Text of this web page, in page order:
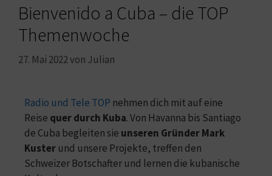
Bienvenido a Cuba – die TOP
Themenwoche
27. Mai 2022von Julian
Radio und Tele TOP nehmen dich mit auf eine
Reise quer durch Kuba. Von Havanna bis Santiago
de Cuba begleiten sie unseren Gründer Mark
Kuster und unsere Projekte, treffen den
Schweizer Botschafter und lernen die kubanische